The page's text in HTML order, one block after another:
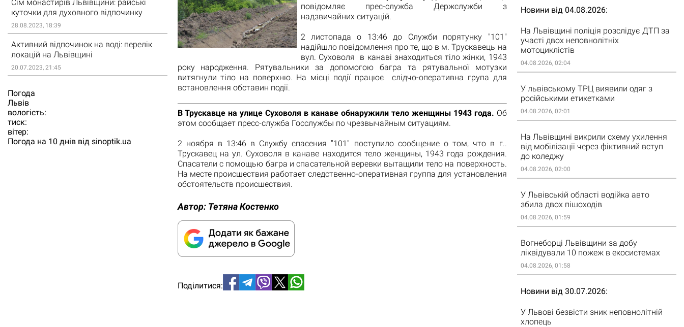
Сім монастирів Львівщини: райські
куточки для духовного відпочинку
28.08.2023, 18:39
Активний відпочинок на воді: перелік
локацій на Львівщині
20.07.2023, 21:45
Погода
Львiв
вологість:
тиск:
вітер:
Погода на 10 днів від sinoptik.ua
повідомляє прес-служба Держслужби з
надзвичайних ситуацій.
2 листопада о 13:46 до Служби порятунку "101"
надійшло повідомлення про те, що в м. Трускавець на
вул. Суховоля в канаві знаходиться тіло жінки, 1943
року народження. Рятувальники за допомогою багра та рятувальної мотузки
витягнули тіло на поверхню. На місці події працює слідчо-оперативна група для
встановлення обставин події.
В Трускавце на улице Суховоля в канаве обнаружили тело женщины 1943 года. Об
этом сообщает пресс-служба Госслужбы по чрезвычайным ситуациям.
2 ноября в 13:46 в Службу спасения "101" поступило сообщение о том, что в г..
Трускавец на ул. Суховоля в канаве находится тело женщины, 1943 года рождения.
Спасатели с помощью багра и спасательной веревки вытащили тело на поверхность.
На месте происшествия работает следственно-оперативная группа для установления
обстоятельств происшествия.
Автор: Тетяна Костенко
Поділитися:
Новини від 04.08.2026
На Львівщині поліція розслідує ДТП за
участі двох неповнолітніх
мотоциклістів
04.08.2026, 02:04
У львівському ТРЦ виявили одяг з
російськими етикетками
04.08.2026, 02:01
На Львівщині викрили схему ухилення
від мобілізації через фіктивний вступ
до коледжу
04.08.2026, 02:00
У Львівській області водійка авто
збила двох пішоходів
04.08.2026, 01:59
Вогнеборці Львівщини за добу
ліквідували 10 пожеж в екосистемах
04.08.2026, 01:58
Новини від 30.07.2026
У Львові безвісти зник неповнолітній
хлопець